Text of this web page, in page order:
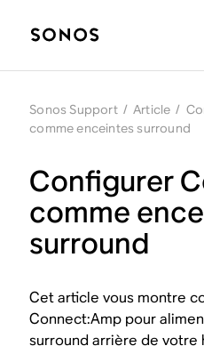
Sonos Support / Article /
comme enceintes surround
Configurer
comme
surround
Cet article vous montre
Connect:Amp pour
surround arrière de votre